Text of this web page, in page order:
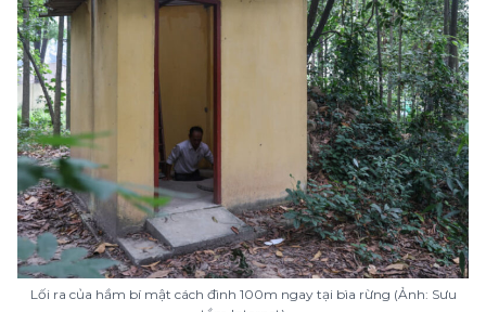
Lối ra của hầm bí mật cách đình 100m ngay tại bìa rừng (Ảnh: Sưu